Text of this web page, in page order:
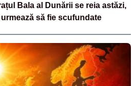
Bala al Dunării se reia astăzi,
urmează să fie scufundate